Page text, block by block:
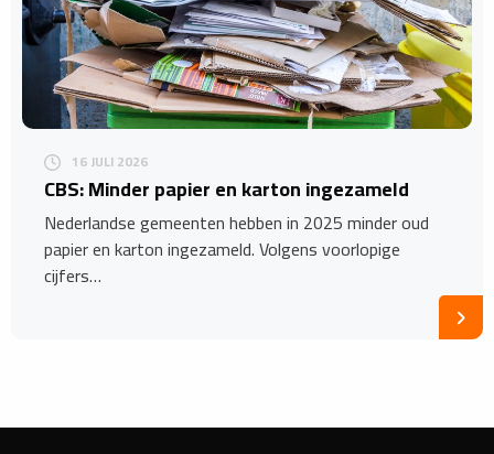
16 JULI 2026
CBS: Minder papier en karton ingezameld
Nederlandse gemeenten hebben in 2025 minder oud
papier en karton ingezameld. Volgens voorlopige
cijfers…